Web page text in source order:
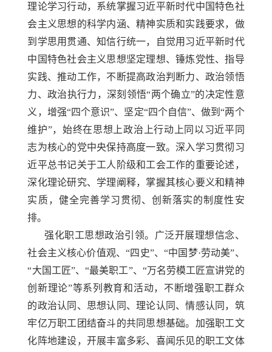
理论学习行动，系统掌握习近平新时代中国特色社
会主义思想的科学内涵、精神实质和实践要求，做
到学思用贯通、知信行统一，自觉用习近平新时代
中国特色社会主义思想坚定理想、锤炼党性、指导
实践、推动工作，不断提高政治判断力、政治领悟
力、政治执行力，深刻领悟“两个确立”的决定性意
义，增强“四个意识”、坚定“四个自信”、做到“两个
维护”，始终在思想上政治上行动上同以习近平同
志为核心的党中央保持高度一致。深入学习贯彻习
近平总书记关于工人阶级和工会工作的重要论述，
深化理论研究、学理阐释，掌握其核心要义和精神
实质，健全完善学习贯彻、创新落实的制度性安
排。
强化职工思想政治引领。广泛开展理想信念、
社会主义核心价值观、“四史”、“中国梦·劳动美”、
“大国工匠”、“最美职工”、“万名劳模工匠宣讲党的
创新理论”等系列教育和活动，不断增强职工群众
的政治认同、思想认同、理论认同、情感认同，筑
牢亿万职工团结奋斗的共同思想基础。加强职工文
化阵地建设，开展丰富多彩、喜闻乐见的职工文体